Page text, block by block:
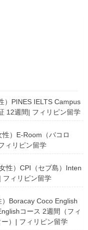
）PINES IELTS Campus
12週間| フィリピン留学
）E-Room（バコロ
ィリピン留学
性）CPI（セブ島）Inten
フィリピン留学
Boracay Coco English
コース 2週間（フィ
）| フィリピン留学